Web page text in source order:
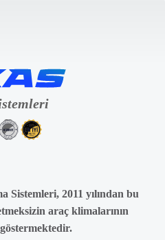
Sistemleri, 2011 yılından bu
araç klimalarının